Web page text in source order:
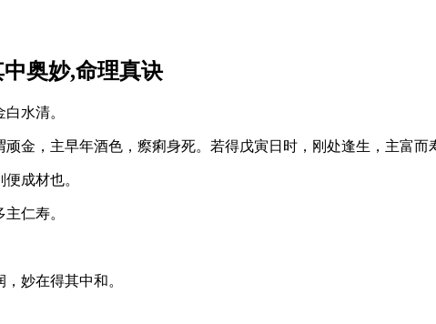
奥妙,命理真诀
水清。
金，主早年酒色，瘵痢身死。若得戊寅日时，刚处逢生，主富而
成材也。
仁寿。
妙在得其中和。